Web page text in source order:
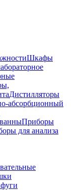
Шкафы
Дистилляторы
абсорбционный
Приборы
для анализа